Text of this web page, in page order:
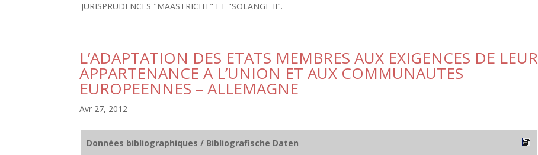
JURISPRUDENCES "MAASTRICHT" ET "SOLANGE II".
L’ADAPTATION DES ETATS MEMBRES AUX EXIGENCES DE LEUR
APPARTENANCE A L’UNION ET AUX COMMUNAUTES
EUROPEENNES – ALLEMAGNE
Avr 27, 2012
Données bibliographiques / Bibliografische Daten